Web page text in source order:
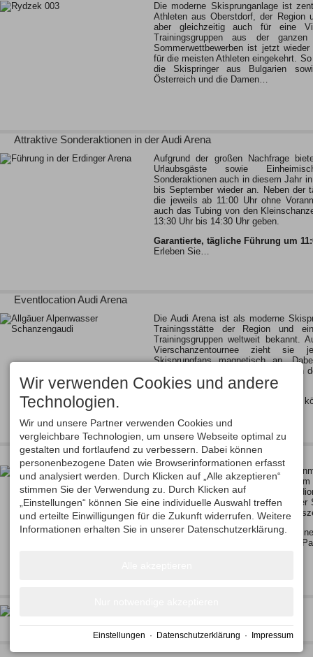
Die moderne Skisprunganlage ist
Athleten aus Oberstdorf, der Region
aber gleichzeitig auch für eine
Trainingsgruppen aus der
Sommerwettbewerben ist jetzt
für die meisten Athleten eingekehrt.
die Skispringer aus Bulgarien
Österreich und die Damen…
Attraktive Sonderaktionen in der Audi Arena
Aufgrund der großen Nachfrage
Urlaubsgäste sowie
Sonderaktionen auch in diesem Jahr
bis September wieder an. Neben der
die jeweils ab 11:00 Uhr ohne
auch das Tubing von den
13:30 Uhr bis 14:30 Uhr geben.
Garantierte, tägliche Führung um
Erleben Sie…
Eventlocation Audi Arena
Die Audi Arena ist als moderne
Trainingsstätte der Region und
Trainingsgruppen weltweit bekannt.
Vierschanzentournee zieht sie
Skisprungfans magnetisch an.
Erlebnis-, Freizeit- und Eventlocation
anzubieten als nur Skispringen!
In einer multifunktionalen Sportarena
Erdinger Sportalp
Die Erdinger Sportalp ist wohl
gemütliche Alphütte sondern vor
Mitten des schönsten
Schattenbergs - machen die Erdinger
Ausflugsziel – egal zu welcher
Erleben Sie Skispringen hautnah,
die Arena, Kletterspass im Skywalk-
Wir verwenden Cookies und andere
Technologien.
Wir und unsere Partner verwenden Cookies und
vergleichbare Technologien, um unsere Webseite optimal zu
gestalten und fortlaufend zu verbessern. Dabei können
personenbezogene Daten wie Browserinformationen erfasst
und analysiert werden. Durch Klicken auf „Alle akzeptieren“
stimmen Sie der Verwendung zu. Durch Klicken auf
„Einstellungen“ können Sie eine individuelle Auswahl treffen
und erteilte Einwilligungen für die Zukunft widerrufen. Weitere
Informationen erhalten Sie in unserer Datenschutzerklärung.
Einstellungen · Datenschutzerklärung · Impressum